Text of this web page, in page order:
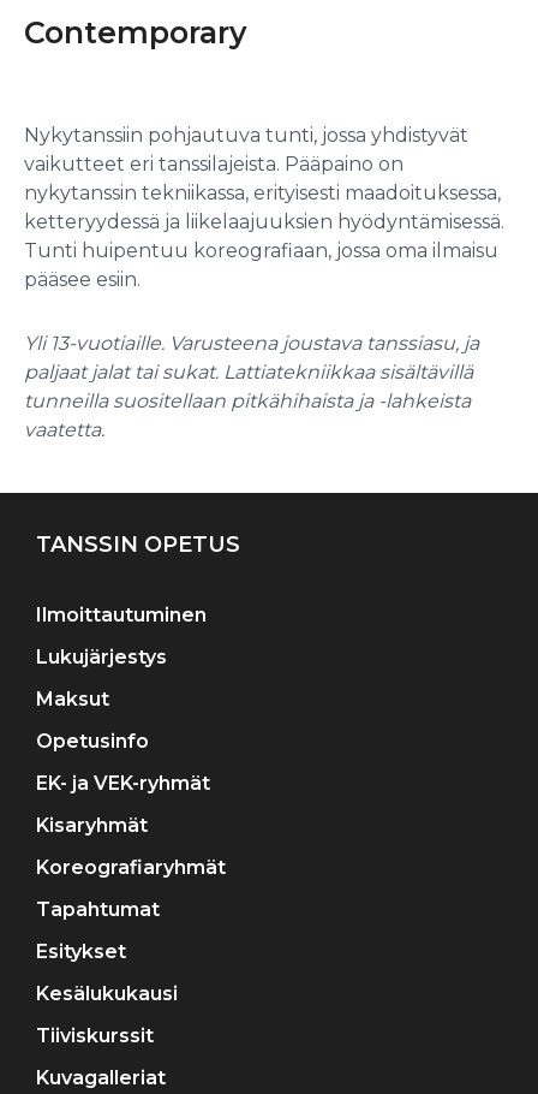
Contemporary
Nykytanssiin pohjautuva tunti, jossa yhdistyvät
vaikutteet eri tanssilajeista. Pääpaino on
nykytanssin tekniikassa, erityisesti maadoituksessa,
ketteryydessä ja liikelaajuuksien hyödyntämisessä.
Tunti huipentuu koreografiaan, jossa oma ilmaisu
pääsee esiin.
Yli 13-vuotiaille. Varusteena joustava tanssiasu, ja
paljaat jalat tai sukat. Lattiatekniikkaa sisältävillä
tunneilla suositellaan pitkähihaista ja -lahkeista
vaatetta.
TANSSIN OPETUS
Ilmoittautuminen
Lukujärjestys
Maksut
Opetusinfo
EK- ja VEK-ryhmät
Kisaryhmät
Koreografiaryhmät
Tapahtumat
Esitykset
Kesälukukausi
Tiiviskurssit
Kuvagalleriat